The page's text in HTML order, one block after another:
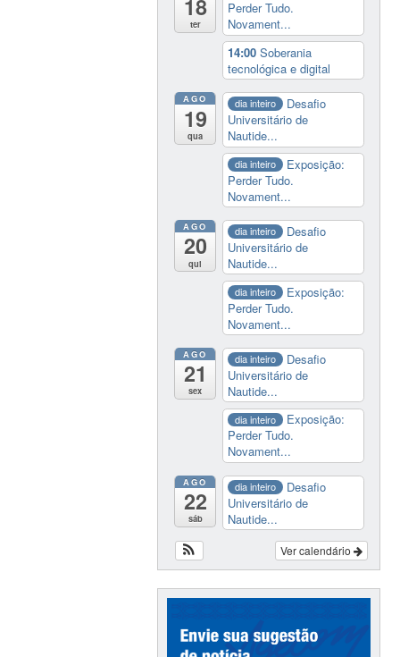
18
ter
Perder Tudo.
Novament...
14:00Soberania
tecnológica e digital
AGO
19
qua
dia inteiro
Desafio
Universitário de
Nautide...
dia inteiro
Exposição:
Perder Tudo.
Novament...
AGO
20
qui
dia inteiro
Desafio
Universitário de
Nautide...
dia inteiro
Exposição:
Perder Tudo.
Novament...
AGO
21
sex
dia inteiro
Desafio
Universitário de
Nautide...
dia inteiro
Exposição:
Perder Tudo.
Novament...
AGO
22
sáb
dia inteiro
Desafio
Universitário de
Nautide...
Ver calendário